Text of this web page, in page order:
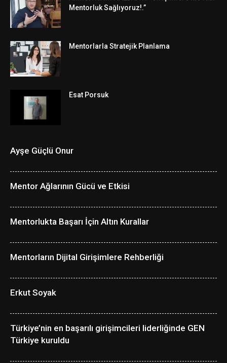
Mentorluk Sağlıyoruz!.”
Mentorlarla Stratejik Planlama
Esat Porsuk
Ayşe Güçlü Onur
Mentor Ağlarının Gücü ve Etkisi
Mentorlukta Başarı İçin Altın Kurallar
Mentorların Dijital Girişimlere Rehberliği
Erkut Soyak
Türkiye’nin en başarılı girişimcileri liderliğinde GEN
Türkiye kuruldu